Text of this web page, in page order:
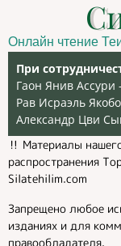
Онлайн чтение
При
Гаон Янив
Рав Исраэль
Александр Цви
‼️ Материалы
распространения
Silatehilim.com
Запрещено любое
изданиях и для
правообладателя.